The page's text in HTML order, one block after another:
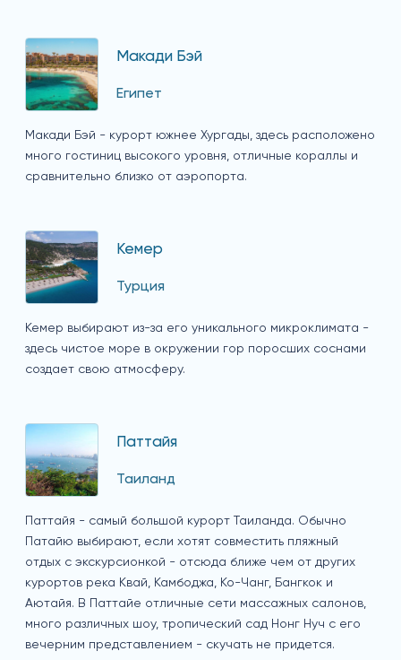
Макади Бэй
Египет
Макади Бэй - курорт южнее Хургады, здесь расположено
много гостиниц высокого уровня, отличные кораллы и
сравнительно близко от аэропорта.
Кемер
Турция
Кемер выбирают из-за его уникального микроклимата -
здесь чистое море в окружении гор поросших соснами
создает свою атмосферу.
Паттайя
Таиланд
Паттайя - самый большой курорт Таиланда. Обычно
Патайю выбирают, если хотят совместить пляжный
отдых с экскурсионкой - отсюда ближе чем от других
курортов река Квай, Камбоджа, Ко-Чанг, Бангкок и
Аютайя. В Паттайе отличные сети массажных салонов,
много различных шоу, тропический сад Нонг Нуч с его
вечерним представлением - скучать не придется.